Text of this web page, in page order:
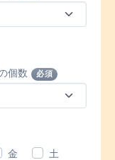
個数 必須
金
土